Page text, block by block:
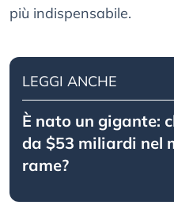
più indispensabile.
LEGGI ANCHE
È nаtо un gіgаntе:
dа $53 mіlіаrdі nеl
rаmе?